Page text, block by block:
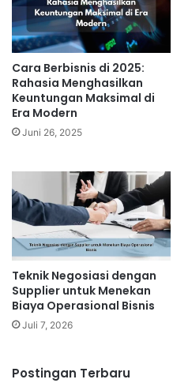
Cara Berbisnis di 2025:
Rahasia Menghasilkan
Keuntungan Maksimal di
Era Modern
Juni 26, 2025
Teknik Negosiasi dengan
Supplier untuk Menekan
Biaya Operasional Bisnis
Juli 7, 2026
Postingan Terbaru